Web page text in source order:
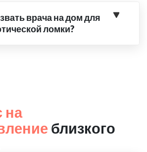
врача на дом для
ломки?
на
близкого